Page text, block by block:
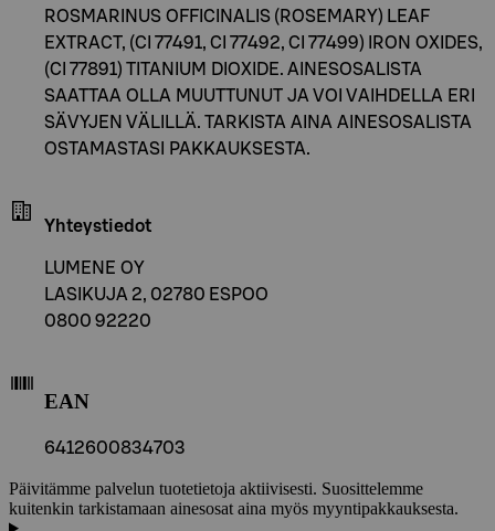
ROSMARINUS OFFICINALIS (ROSEMARY) LEAF
EXTRACT, (CI 77491, CI 77492, CI 77499) IRON OXIDES,
(CI 77891) TITANIUM DIOXIDE. AINESOSALISTA
SAATTAA OLLA MUUTTUNUT JA VOI VAIHDELLA ERI
SÄVYJEN VÄLILLÄ. TARKISTA AINA AINESOSALISTA
OSTAMASTASI PAKKAUKSESTA.
Yhteystiedot
LUMENE OY
LASIKUJA 2, 02780 ESPOO
0800 92220
EAN
6412600834703
Päivitämme palvelun tuotetietoja aktiivisesti. Suosittelemme
kuitenkin tarkistamaan ainesosat aina myös myyntipakkauksesta.